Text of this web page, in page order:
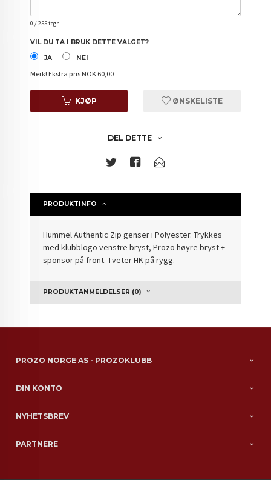
0 / 255 tegn
VIL DU TA I BRUK DETTE VALGET?
JA
NEI
Merk! Ekstra pris NOK 60,00
KJØP ØNSKELISTE
DEL DETTE
PRODUKTINFO
Hummel Authentic Zip genser i Polyester. Trykkes
med klubblogo venstre bryst, Prozo høyre bryst +
sponsor på front. Tveter HK på rygg.
PRODUKTANMELDELSER (0)
PROZO NORGE AS - PROZOKLUBB
DIN KONTO
NYHETSBREV
PARTNERE